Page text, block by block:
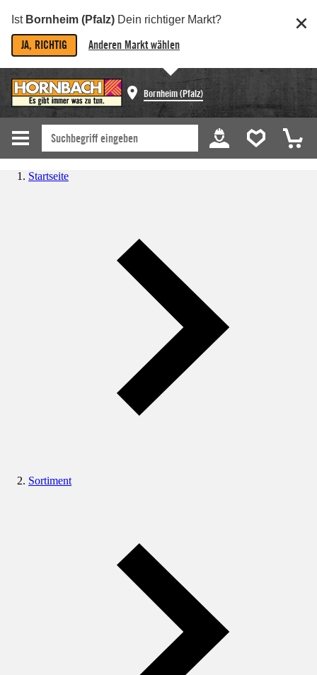
Ist Bornheim (Pfalz) Dein richtiger Markt?
JA, RICHTIG Anderen Markt wählen
Bornheim (Pfalz)
Startseite
Sortiment